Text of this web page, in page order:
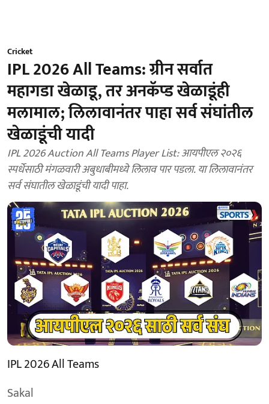
Cricket
IPL 2026 All Teams: ग्रीन सर्वात
महागडा खेळाडू, तर अनकॅप्ड खेळाडूंही
मलामाल; लिलावानंतर पाहा सर्व संघांतील
खेळाडूंची यादी
IPL 2026 Auction All Teams Player List: आयपीएल २०२६
स्पर्धेसाठी मंगळवारी अबुधाबीमध्ये लिलाव पार पडला. या लिलावानंतर
सर्व संघातील खेळाडूंची यादी पाहा.
IPL 2026 All Teams
Sakal